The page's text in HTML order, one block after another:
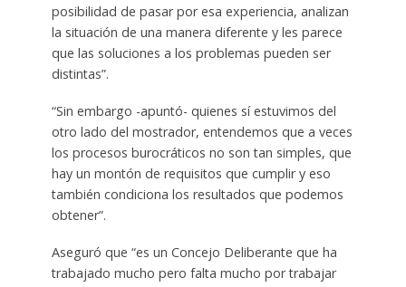
posibilidad de pasar por esa experiencia, analizan
la situación de una manera diferente y les parece
que las soluciones a los problemas pueden ser
distintas”.
“Sin embargo -apuntó- quienes sí estuvimos del
otro lado del mostrador, entendemos que a veces
los procesos burocráticos no son tan simples, que
hay un montón de requisitos que cumplir y eso
también condiciona los resultados que podemos
obtener”.
Aseguró que “es un Concejo Deliberante que ha
trabajado mucho pero falta mucho por trabajar